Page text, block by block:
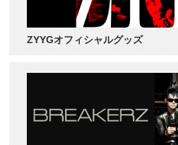
ZYYGオフィシャルグッズ